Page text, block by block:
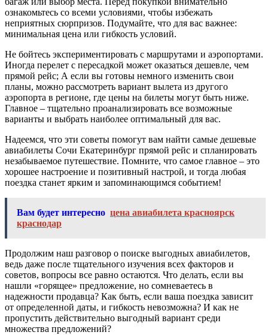
ознакомьтесь со всеми условиями, чтобы избежать
неприятных сюрпризов. Подумайте, что для вас важнее:
минимальная цена или гибкость условий.
Не бойтесь экспериментировать с маршрутами и аэропортами.
Иногда перелет с пересадкой может оказаться дешевле, чем
прямой рейс; А если вы готовы немного изменить свои
планы, можно рассмотреть вариант вылета из другого
аэропорта в регионе, где цены на билеты могут быть ниже.
Главное – тщательно проанализировать все возможные
варианты и выбрать наиболее оптимальный для вас.
Надеемся, что эти советы помогут вам найти самые дешевые
авиабилеты Сочи Екатеринбург прямой рейс и спланировать
незабываемое путешествие. Помните, что самое главное – это
хорошее настроение и позитивный настрой, и тогда любая
поездка станет ярким и запоминающимся событием!
Вам будет интересно цена авиабилета красноярск
краснодар
Продолжим наш разговор о поиске выгодных авиабилетов,
ведь даже после тщательного изучения всех факторов и
советов, вопросы все равно остаются. Что делать, если вы
нашли «горящее» предложение, но сомневаетесь в
надежности продавца? Как быть, если ваша поездка зависит
от определенной даты, и гибкость невозможна? И как не
пропустить действительно выгодный вариант среди
множества предложений?